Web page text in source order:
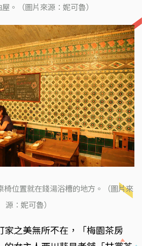
。（圖片來源：妮可魯）
椅位置就在錢湯浴槽的地方。（圖片來
源：妮可魯）
家之美無所不在，「梅園茶房